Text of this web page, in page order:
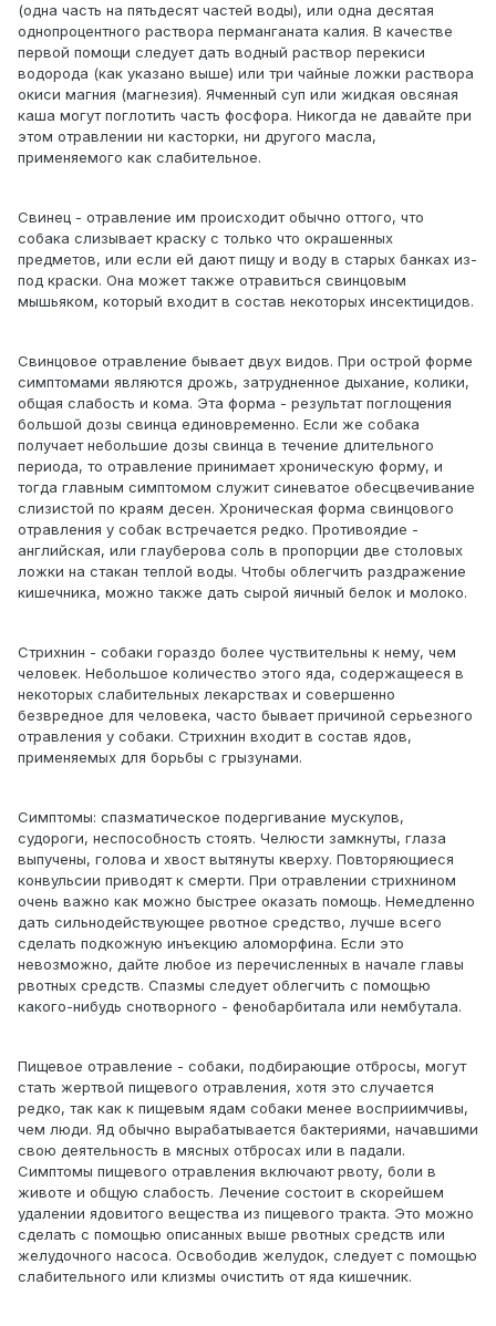
(одна часть на пятьдесят частей воды), или одна десятая
однопроцентного раствора перманганата калия. В качестве
первой помощи следует дать водный раствор перекиси
водорода (как указано выше) или три чайные ложки раствора
окиси магния (магнезия). Ячменный суп или жидкая овсяная
каша могут поглотить часть фосфора. Никогда не давайте при
этом отравлении ни касторки, ни другого масла,
применяемого как слабительное.
Свинец - отравление им происходит обычно оттого, что
собака слизывает краску с только что окрашенных
предметов, или если ей дают пищу и воду в старых банках из-
под краски. Она может также отравиться свинцовым
мышьяком, который входит в состав некоторых инсектицидов.
Свинцовое отравление бывает двух видов. При острой форме
симптомами являются дрожь, затрудненное дыхание, колики,
общая слабость и кома. Эта форма - результат поглощения
большой дозы свинца единовременно. Если же собака
получает небольшие дозы свинца в течение длительного
периода, то отравление принимает хроническую форму, и
тогда главным симптомом служит синеватое обесцвечивание
слизистой по краям десен. Хроническая форма свинцового
отравления у собак встречается редко. Противоядие -
английская, или глауберова соль в пропорции две столовых
ложки на стакан теплой воды. Чтобы облегчить раздражение
кишечника, можно также дать сырой яичный белок и молоко.
Стрихнин - собаки гораздо более чуствительны к нему, чем
человек. Небольшое количество этого яда, содержащееся в
некоторых слабительных лекарствах и совершенно
безвредное для человека, часто бывает причиной серьезного
отравления у собаки. Стрихнин входит в состав ядов,
применяемых для борьбы с грызунами.
Симптомы: спазматическое подергивание мускулов,
судороги, неспособность стоять. Челюсти замкнуты, глаза
выпучены, голова и хвост вытянуты кверху. Повторяющиеся
конвульсии приводят к смерти. При отравлении стрихнином
очень важно как можно быстрее оказать помощь. Немедленно
дать сильнодействующее рвотное средство, лучше всего
сделать подкожную инъекцию аломорфина. Если это
невозможно, дайте любое из перечисленных в начале главы
рвотных средств. Спазмы следует облегчить с помощью
какого-нибудь снотворного - фенобарбитала или нембутала.
Пищевое отравление - собаки, подбирающие отбросы, могут
стать жертвой пищевого отравления, хотя это случается
редко, так как к пищевым ядам собаки менее восприимчивы,
чем люди. Яд обычно вырабатывается бактериями, начавшими
свою деятельность в мясных отбросах или в падали.
Симптомы пищевого отравления включают рвоту, боли в
животе и общую слабость. Лечение состоит в скорейшем
удалении ядовитого вещества из пищевого тракта. Это можно
сделать с помощью описанных выше рвотных средств или
желудочного насоса. Освободив желудок, следует с помощью
слабительного или клизмы очистить от яда кишечник.